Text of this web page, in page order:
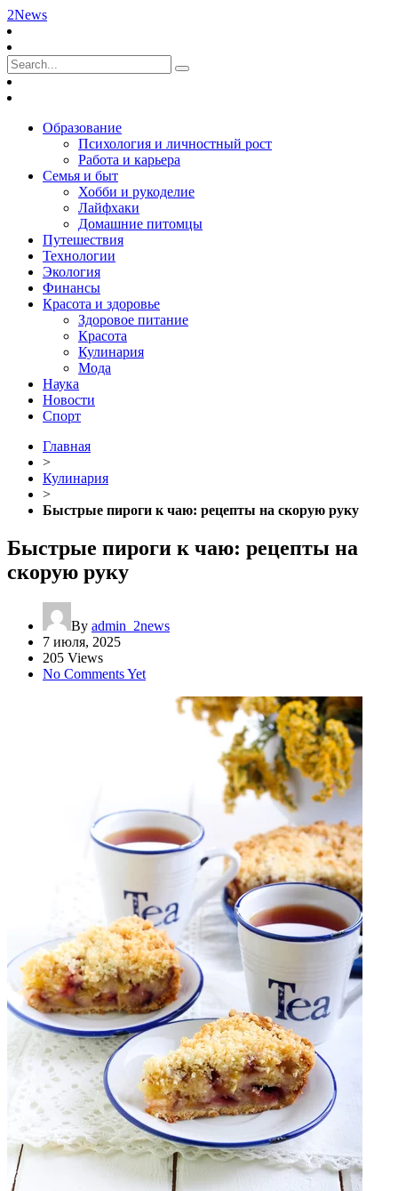
2News
Образование
Психология и личностный рост
Работа и карьера
Семья и быт
Хобби и рукоделие
Лайфхаки
Домашние питомцы
Путешествия
Технологии
Экология
Финансы
Красота и здоровье
Здоровое питание
Красота
Кулинария
Мода
Наука
Новости
Спорт
Главная
>
Кулинария
>
Быстрые пироги к чаю: рецепты на скорую руку
Быстрые пироги к чаю: рецепты на
скорую руку
By admin_2news
7 июля, 2025
205 Views
No Comments Yet